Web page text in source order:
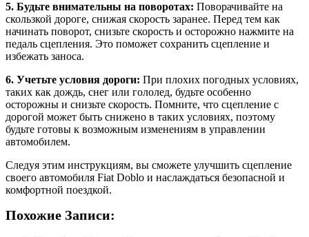
5. Будьте внимательны на поворотах: Поворачивайте на
скользкой дороге, снижая скорость заранее. Перед тем как
начинать поворот, снизьте скорость и осторожно нажмите на
педаль сцепления. Это поможет сохранить сцепление и
избежать заноса.
6. Учетьте условия дороги: При плохих погодных условиях,
таких как дождь, снег или гололед, будьте особенно
осторожны и снизьте скорость. Помните, что сцепление с
дорогой может быть снижено в таких условиях, поэтому
будьте готовы к возможным изменениям в управлении
автомобилем.
Следуя этим инструкциям, вы сможете улучшить сцепление
своего автомобиля Fiat Doblo и наслаждаться безопасной и
комфортной поездкой.
Похожие Записи: